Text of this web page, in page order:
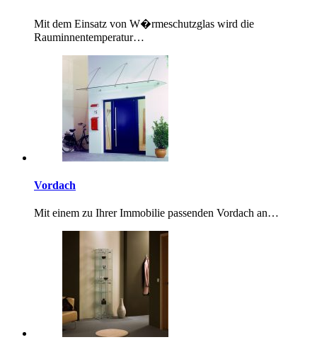
Mit dem Einsatz von W�rmeschutzglas wird die
Rauminnentemperatur…
Vordach
Mit einem zu Ihrer Immobilie passenden Vordach an…